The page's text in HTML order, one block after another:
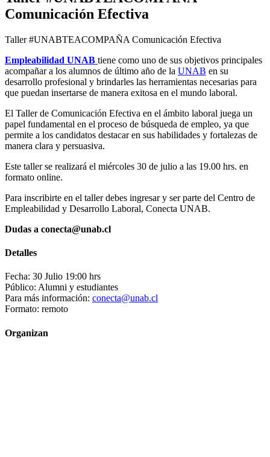
Comunicación Efectiva
Taller #UNABTEACOMPAÑA Comunicación Efectiva
Empleabilidad UNAB tiene como uno de sus objetivos principales
acompañar a los alumnos de último año de la UNAB en su
desarrollo profesional y brindarles las herramientas necesarias para
que puedan insertarse de manera exitosa en el mundo laboral.
El Taller de Comunicación Efectiva en el ámbito laboral juega un
papel fundamental en el proceso de búsqueda de empleo, ya que
permite a los candidatos destacar en sus habilidades y fortalezas de
manera clara y persuasiva.
Este taller se realizará el miércoles 30 de julio a las 19.00 hrs. en
formato online.
Para inscribirte en el taller debes ingresar y ser parte del Centro de
Empleabilidad y Desarrollo Laboral, Conecta UNAB.
Dudas a conecta@unab.cl
Detalles
Fecha: 30 Julio 19:00 hrs
Público: Alumni y estudiantes
Para más información: conecta@unab.cl
Formato: remoto
Organizan